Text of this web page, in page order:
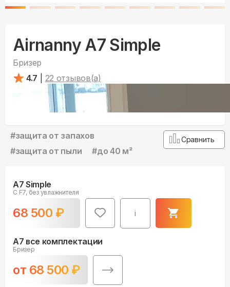
Airnanny A7 Simple
Бризер
4.7
22 отзывов(а)
#защита от запахов
#защита от пыли #до 40 м²
Сравнить
A7 Simple
С F7, без увлажнителя
68 500 ₽ i
A7 все комплектации
Бризер
от 68 500 ₽